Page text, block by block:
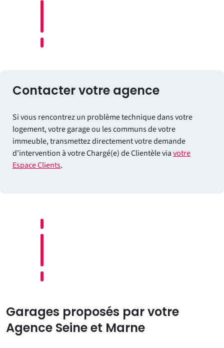
Contacter votre agence
Si vous rencontrez un problème technique dans votre
logement, votre garage ou les communs de votre
immeuble, transmettez directement votre demande
d'intervention à votre Chargé(e) de Clientèle viavotre
Espace Clients.
Garages proposés par votre
Agence Seine et Marne